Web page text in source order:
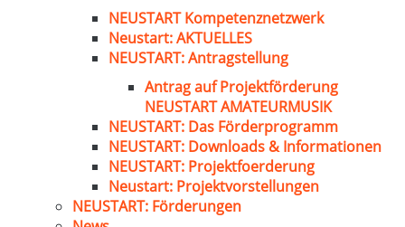
NEUSTART Kompetenznetzwerk
Neustart: AKTUELLES
NEUSTART: Antragstellung
Antrag auf Projektförderung
NEUSTART AMATEURMUSIK
NEUSTART: Das Förderprogramm
NEUSTART: Downloads & Informationen
NEUSTART: Projektfoerderung
Neustart: Projektvorstellungen
NEUSTART: Förderungen